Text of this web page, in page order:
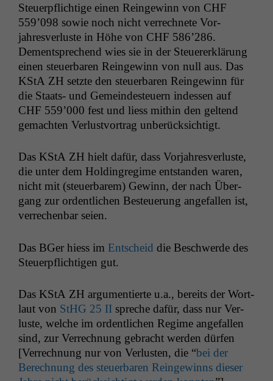
Steuerpflichtige einen Reingewinn von CHF
559’098 sowie noch nicht ver­rech­nete Vor­
jahresver­luste in Höhe von CHF 586’286.
Dementsprechend wies sie in der Steuer­erk­lärung
einen steuer­baren Reingewinn von null aus. Das
KStA ZH set­zte den steuer­baren Reingewinn für
die Staats- und Gemein­des­teuern indessen auf
CHF 559’000 fest und liess mithin den gel­tend
gemacht­en Ver­lustvor­trag unberücksichtigt.
Das KStA ZH hielt dafür, dass Vor­jahresver­luste,
die unter dem Hold­in­gregime ent­standen waren,
nicht mit (steuer­barem) Gewinn, der nach Über­
gang zur ordentlichen Besteuerung ange­fall­en ist,
ver­rechen­bar seien.
Das BGer hiess im Entscheid die Beschw­erde des
Steuerpflichti­gen gut.
Das KStA ZH argu­men­tierte u.a., bere­its der Wort­
laut von StHG 25 II spreche dafür, dass nur Ver­
luste, welche im ordentlichen Regime ange­fall­en
sind, zur Ver­rech­nung gebracht wer­den dür­fen
[Ver­rech­nung nur von Ver­lus­ten, die “bei der
Berech­nung des steuer­baren Reingewinns dieser